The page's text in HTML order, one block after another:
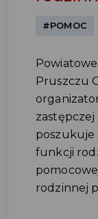
#POMOC
Pruszczu
poszukuje
funkcji
rodzinnej